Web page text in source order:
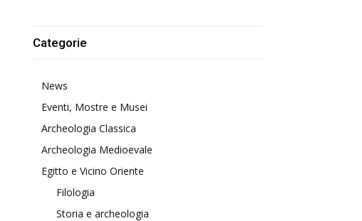
Categorie
News
Eventi, Mostre e Musei
Archeologia Classica
Archeologia Medioevale
Egitto e Vicino Oriente
Filologia
Storia e archeologia